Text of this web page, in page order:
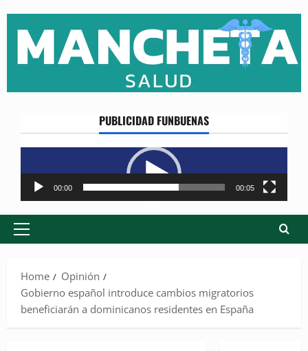
content
PUBLICIDAD FUNBUENAS
Reproductor
de
vídeo
00:00 00:05
Primary
Home
Opinión
Gobierno español introduce cambios migratorios
beneficiarán a dominicanos residentes en España